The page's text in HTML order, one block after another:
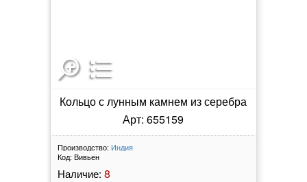
Кольцо с лунным камнем из серебра
Арт: 655159
Производство: Индия
Код: Вивьен
Наличие: 8